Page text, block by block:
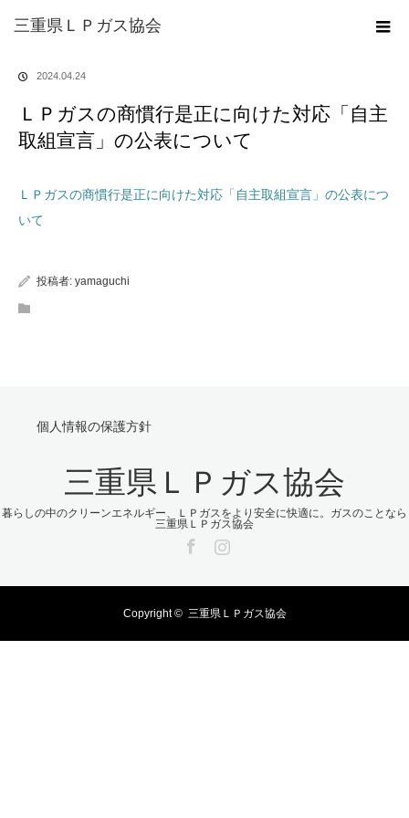
三重県ＬＰガス協会
ブログ
ＬＰガスの商慣行是正に向けた対応「自主取組宣言」の公表
2024.04.24
ＬＰガスの商慣行是正に向けた対応「自主
取組宣言」の公表について
ＬＰガスの商慣行是正に向けた対応「自主取組宣言」の公表につ
いて
投稿者: yamaguchi
個人情報の保護方針
三重県ＬＰガス協会
暮らしの中のクリーンエネルギー、ＬＰガスをより安全に快適に。ガスのことなら
三重県ＬＰガス協会
Copyright © 三重県ＬＰガス協会